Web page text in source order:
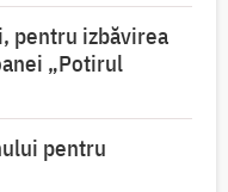
pentru izbăvirea
„Potirul
pentru